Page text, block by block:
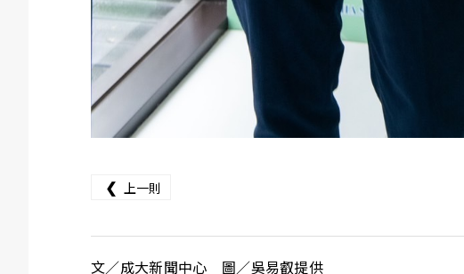
❮ 上一則
文／成大新聞中心 圖／吳易叡提供